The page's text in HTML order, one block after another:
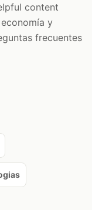
content
y
frecuentes